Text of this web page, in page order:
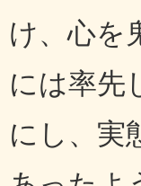
け、心を
には率先
にし、実